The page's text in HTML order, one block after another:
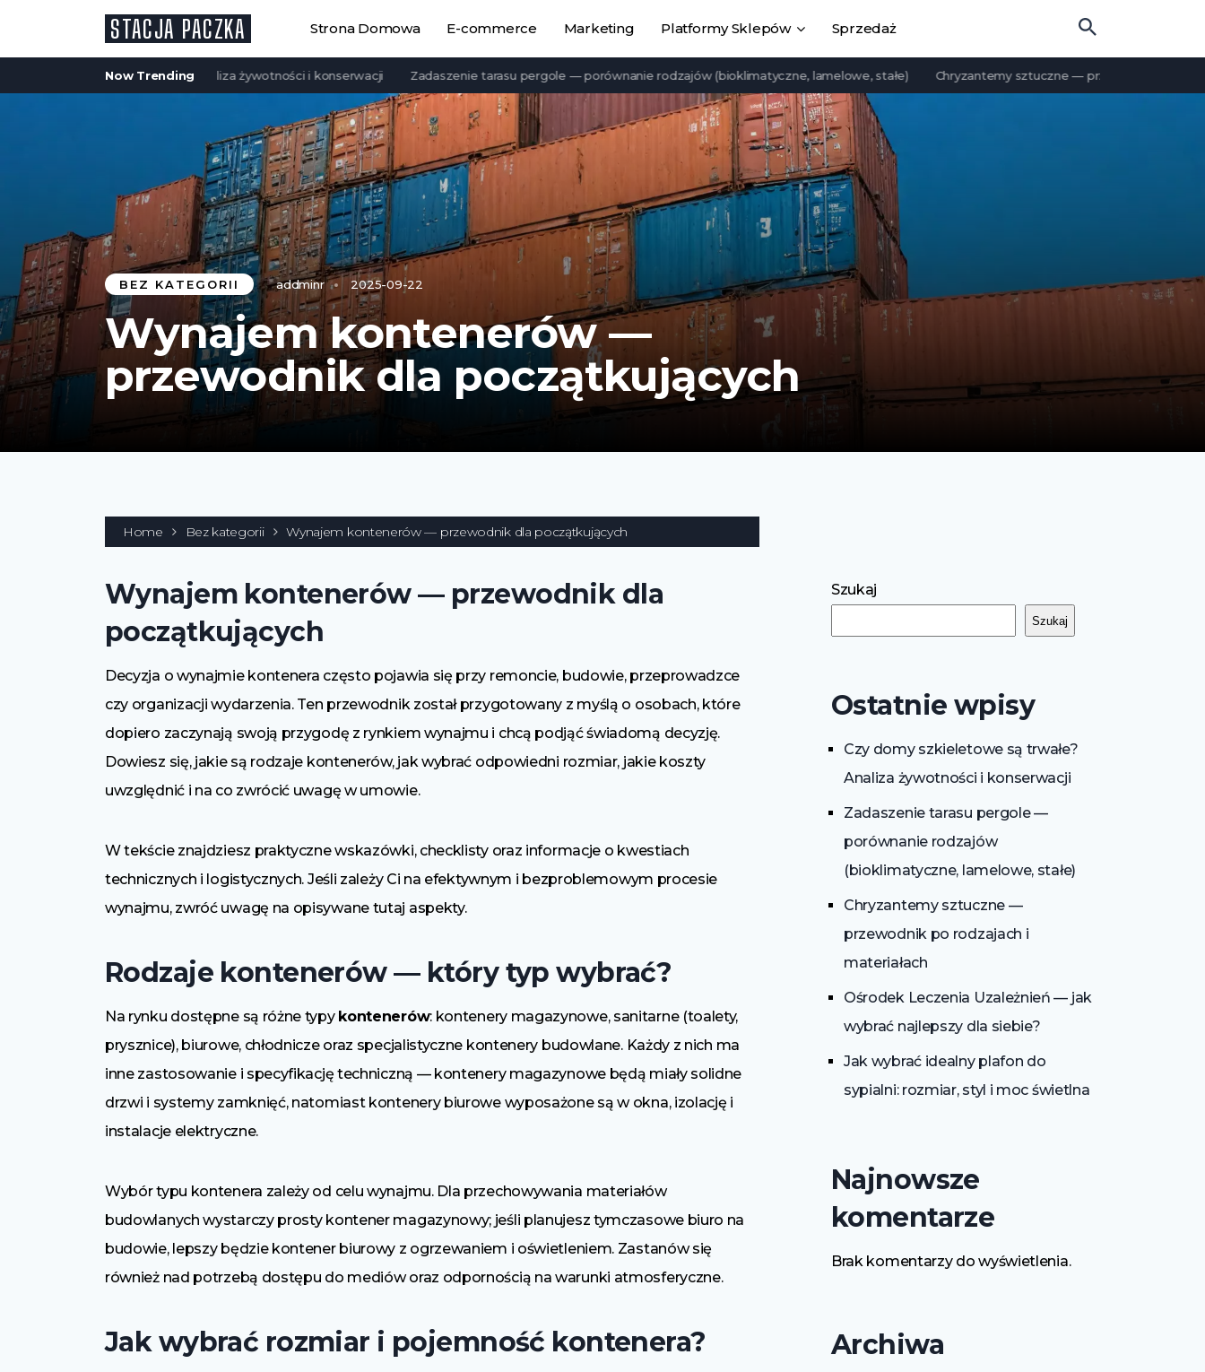
STACJA PACZKA Strona Domowa E-commerce Marketing Platformy Sklepów Sprzedaż
Now Trending
są trwałe? Analiza żywotności i konserwacji Zadaszenie tarasu pergole — porównanie rodzajów (bioklimatyczne, lamelowe, stałe) Chryzantemy sztuczne — przewodnik po rodzajach i
BEZ KATEGORII addminr 2025-09-22
Wynajem kontenerów —
przewodnik dla początkujących
Home Bez kategorii Wynajem kontenerów — przewodnik dla początkujących
Wynajem kontenerów — przewodnik dla
początkujących
Decyzja o wynajmie kontenera często pojawia się przy remoncie, budowie, przeprowadzce
czy organizacji wydarzenia. Ten przewodnik został przygotowany z myślą o osobach, które
dopiero zaczynają swoją przygodę z rynkiem wynajmu i chcą podjąć świadomą decyzję.
Dowiesz się, jakie są rodzaje kontenerów, jak wybrać odpowiedni rozmiar, jakie koszty
uwzględnić i na co zwrócić uwagę w umowie.
W tekście znajdziesz praktyczne wskazówki, checklisty oraz informacje o kwestiach
technicznych i logistycznych. Jeśli zależy Ci na efektywnym i bezproblemowym procesie
wynajmu, zwróć uwagę na opisywane tutaj aspekty.
Rodzaje kontenerów — który typ wybrać?
Na rynku dostępne są różne typy kontenerów: kontenery magazynowe, sanitarne (toalety,
prysznice), biurowe, chłodnicze oraz specjalistyczne kontenery budowlane. Każdy z nich ma
inne zastosowanie i specyfikację techniczną — kontenery magazynowe będą miały solidne
drzwi i systemy zamknięć, natomiast kontenery biurowe wyposażone są w okna, izolację i
instalacje elektryczne.
Wybór typu kontenera zależy od celu wynajmu. Dla przechowywania materiałów
budowlanych wystarczy prosty kontener magazynowy; jeśli planujesz tymczasowe biuro na
budowie, lepszy będzie kontener biurowy z ogrzewaniem i oświetleniem. Zastanów się
również nad potrzebą dostępu do mediów oraz odpornością na warunki atmosferyczne.
Jak wybrać rozmiar i pojemność kontenera?
Szukaj
Szukaj
Ostatnie wpisy
Czy domy szkieletowe są trwałe?
Analiza żywotności i konserwacji
Zadaszenie tarasu pergole —
porównanie rodzajów
(bioklimatyczne, lamelowe, stałe)
Chryzantemy sztuczne —
przewodnik po rodzajach i
materiałach
Ośrodek Leczenia Uzależnień — jak
wybrać najlepszy dla siebie?
Jak wybrać idealny plafon do
sypialni: rozmiar, styl i moc świetlna
Najnowsze
komentarze
Brak komentarzy do wyświetlenia.
Archiwa